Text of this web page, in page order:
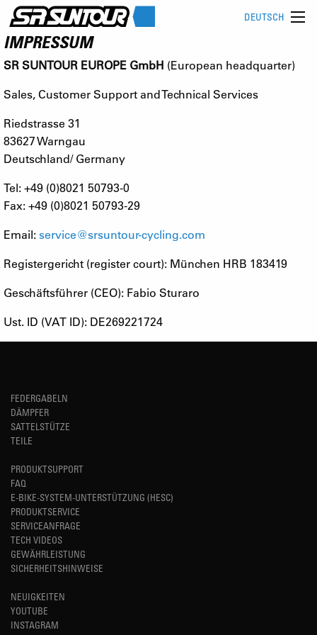
DEUTSCH
IMPRESSUM
SR SUNTOUR EUROPE GmbH (European headquarter)
Sales, Customer Support and Technical Services
Riedstrasse 31
83627 Warngau
Deutschland/ Germany
Tel: +49 (0)8021 50793-0
Fax: +49 (0)8021 50793-29
Email:service@srsuntour-cycling.com
Registergericht (register court): München HRB 183419
Geschäftsführer (CEO): Fabio Sturaro
Ust. ID (VAT ID): DE269221724
FEDERGABELN
DÄMPFER
SATTELSTÜTZE
TEILE
PRODUKTSUPPORT
FAQ
E-BIKE-SYSTEM-UNTERSTÜTZUNG (HESC)
PRODUKTSERVICE
SERVICEANFRAGE
TECH VIDEOS
GEWÄHRLEISTUNG
SICHERHEITSHINWEISE
NEUIGKEITEN
YOUTUBE
INSTAGRAM